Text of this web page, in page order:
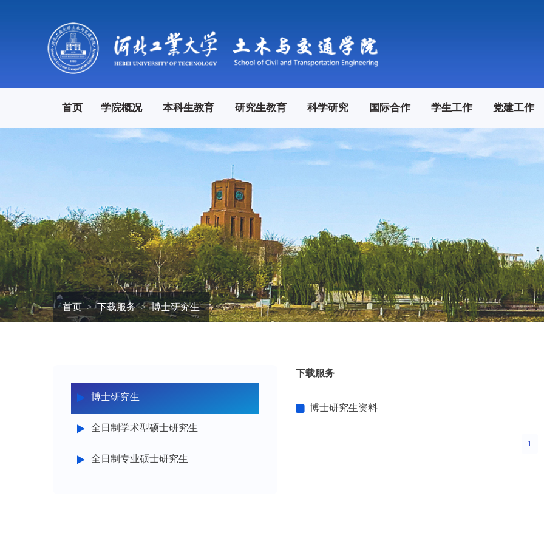
首页 学院概况 本科生教育 研究生教育 科学研究 国际合作 学生工作 党建工作
首页 下载服务 博士研究生
博士研究生
全日制学术型硕士研究生
全日制专业硕士研究生
下载服务
博士研究生资料
1